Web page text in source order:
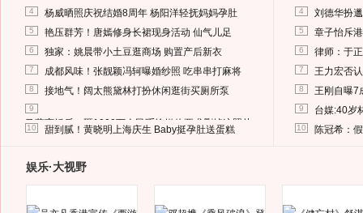
4 杨威晒照庆祝结婚8周年 杨阳洋轻抚妈妈孕肚
5 艳压群芳！唐嫣修身长裙现身活动 仙气儿足
6 独家：姚晨带小土豆逛商场 购置产后新衣
7 成都风味！张靓颖冯轲曝婚纱照 吃串串打麻将
8 接地气！阔太熊黛林打扮休闲逛街买厕所泵
9
马蓉离婚后，砸1000万人民币给媒体要求删掉这照片
10 甜到腻！黄晓明上海庆生 Baby挺孕肚送蛋糕
4 刘德华扮
5 章子怡斥
6 律师：于
7 王力宏否
8 王刚自曝7
9 台媒:40岁
10 陈冠希：
娱乐·大视野